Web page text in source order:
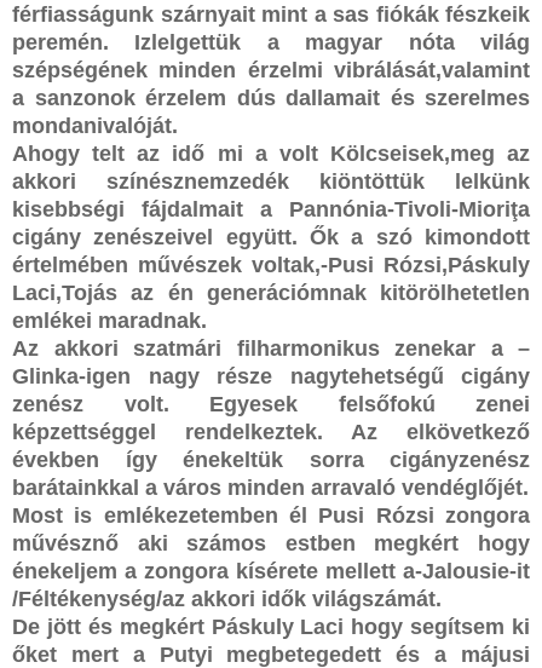
férfiasságunk szárnyait mint a sas fiókák fészkeik
peremén. Izlelgettük a magyar nóta világ
szépségének minden érzelmi vibrálását,valamint
a sanzonok érzelem dús dallamait és szerelmes
mondanivalóját.
Ahogy telt az idő mi a volt Kölcseisek,meg az
akkori színésznemzedék kiöntöttük lelkünk
kisebbségi fájdalmait a Pannónia-Tivoli-Mioriţa
cigány zenészeivel együtt. Ők a szó kimondott
értelmében művészek voltak,-Pusi Rózsi,Páskuly
Laci,Tojás az én generációmnak kitörölhetetlen
emlékei maradnak.
Az akkori szatmári filharmonikus zenekar a –
Glinka-igen nagy része nagytehetségű cigány
zenész volt. Egyesek felsőfokú zenei
képzettséggel rendelkeztek. Az elkövetkező
években így énekeltük sorra cigányzenész
barátainkkal a város minden arravaló vendéglőjét.
Most is emlékezetemben él Pusi Rózsi zongora
művésznő aki számos estben megkért hogy
énekeljem a zongora kísérete mellett a-Jalousie-it
/Féltékenység/az akkori idők világszámát.
De jött és megkért Páskuly Laci hogy segítsem ki
őket mert a Putyi megbetegedett és a májusi